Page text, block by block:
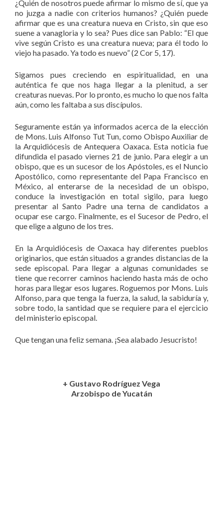
¿Quién de nosotros puede afirmar lo mismo de sí, que ya
no juzga a nadie con criterios humanos? ¿Quién puede
afirmar que es una creatura nueva en Cristo, sin que eso
suene a vanagloria y lo sea? Pues dice san Pablo: “El que
vive según Cristo es una creatura nueva; para él todo lo
viejo ha pasado. Ya todo es nuevo” (2 Cor 5, 17).
Sigamos pues creciendo en espiritualidad, en una
auténtica fe que nos haga llegar a la plenitud, a ser
creaturas nuevas. Por lo pronto, es mucho lo que nos falta
aún, como les faltaba a sus discípulos.
Seguramente están ya informados acerca de la elección
de Mons. Luis Alfonso Tut Tun, como Obispo Auxiliar de
la Arquidiócesis de Antequera Oaxaca. Esta noticia fue
difundida el pasado viernes 21 de junio. Para elegir a un
obispo, que es un sucesor de los Apóstoles, es el Nuncio
Apostólico, como representante del Papa Francisco en
México, al enterarse de la necesidad de un obispo,
conduce la investigación en total sigilo, para luego
presentar al Santo Padre una terna de candidatos a
ocupar ese cargo. Finalmente, es el Sucesor de Pedro, el
que elige a alguno de los tres.
En la Arquidiócesis de Oaxaca hay diferentes pueblos
originarios, que están situados a grandes distancias de la
sede episcopal. Para llegar a algunas comunidades se
tiene que recorrer caminos haciendo hasta más de ocho
horas para llegar esos lugares. Roguemos por Mons. Luis
Alfonso, para que tenga la fuerza, la salud, la sabiduría y,
sobre todo, la santidad que se requiere para el ejercicio
del ministerio episcopal.
Que tengan una feliz semana. ¡Sea alabado Jesucristo!
+ Gustavo Rodríguez Vega
Arzobispo de Yucatán